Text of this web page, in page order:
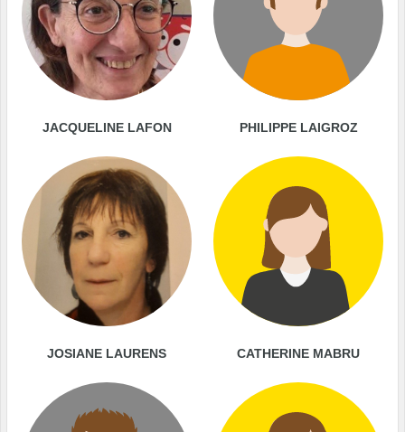
JACQUELINE LAFON PHILIPPE LAIGROZ
JOSIANE LAURENS CATHERINE MABRU